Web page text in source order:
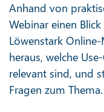
Anhand von
Webinar einen
Löwenstark
heraus, welche
relevant sind, und
Fragen zum Thema.